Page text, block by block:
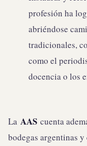
profesión ha
abriéndose
tradicionales,
como el
docencia o los
La AAS cuenta
bodegas argentinas